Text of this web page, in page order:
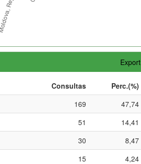
Export
Consultas
Perc.(%)
169
47,74
51
14,41
30
8,47
15
4,24